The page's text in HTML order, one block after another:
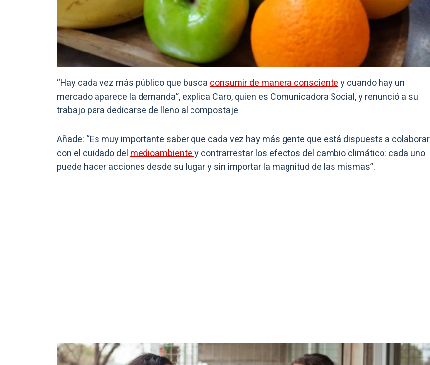
“Hay cada vez más público que buscaconsumir de manera conscientey cuando hay un
mercado aparece la demanda”, explica Caro, quien es Comunicadora Social, y renunció a su
trabajo para dedicarse de lleno al compostaje.
Añade: “Es muy importante saber que cada vez hay más gente que está dispuesta a colaborar
con el cuidado delmedioambientey contrarrestar los efectos del cambio climático: cada uno
puede hacer acciones desde su lugar y sin importar la magnitud de las mismas”.